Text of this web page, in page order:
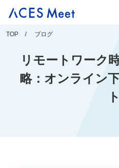
content
リモートワーク
略：オンライン
ト
TOP ブログ